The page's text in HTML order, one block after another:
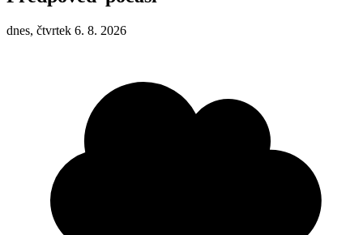
dnes, čtvrtek 6. 8. 2026